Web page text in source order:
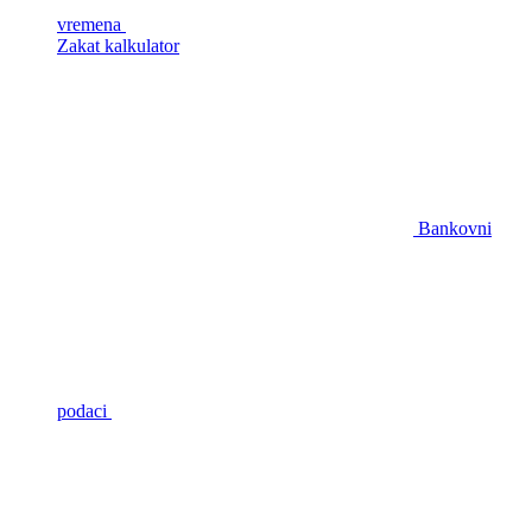
vremena
Zakat kalkulator
Bankovni
podaci